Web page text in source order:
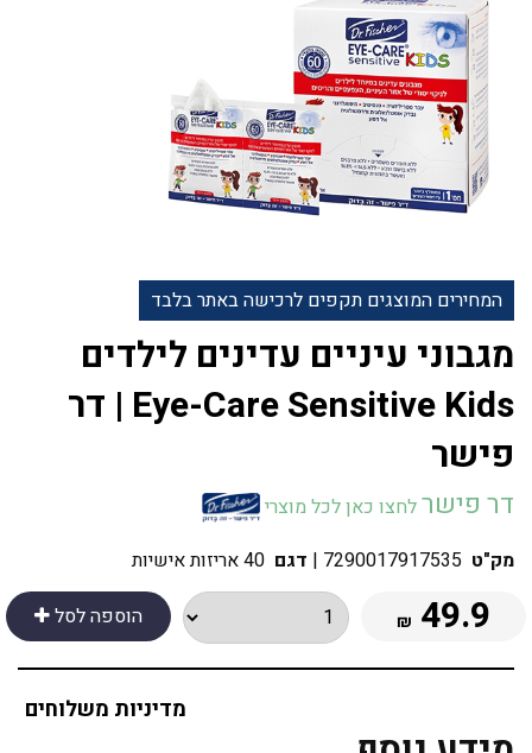
המחירים המוצגים תקפים לרכישה באתר בלבד
מגבוני עיניים עדינים לילדים
Eye-Care Sensitive Kids | דר
פישר
דר פישרלחצו כאן לכל מוצרי
מק"ט 7290017917535
| דגם 40 אריזות אישיות
הוספה לסל
49.9
₪
מדיניות משלוחים